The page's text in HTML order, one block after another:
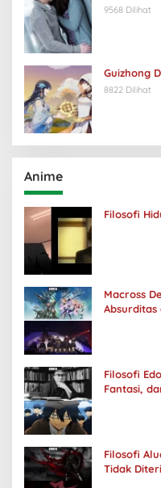
9568 Dilihat
Guizhong
8822 Dilihat
Anime
Filosofi
Macross
Absurditas
Filosofi
Fantasi,
Filosofi
Tidak